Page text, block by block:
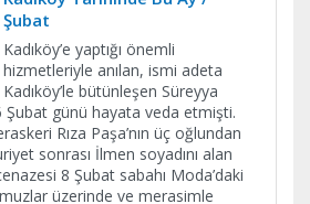
Şubat
Kadıköy’e yaptığı önemli
hizmetleriyle anılan, ismi adeta
Kadıköy’le bütünleşen Süreyya
Şubat günü hayata veda etmişti.
Rıza Paşa’nın üç oğlundan
sonrası İlmen soyadını alan
8 Şubat sabahı Moda’daki
üzerinde ve merasimle